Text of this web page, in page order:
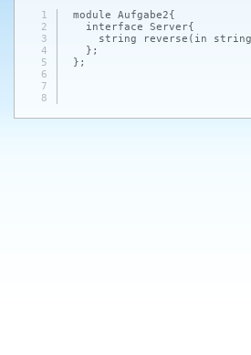
1
module Aufgabe2{
2
interface Server{
3
string reverse (in string
4
};
5
};
6
7
8